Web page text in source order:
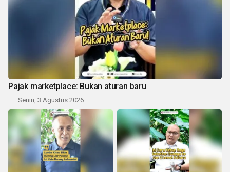
Pajak marketplace: Bukan aturan baru
Senin, 3 Agustus 2026